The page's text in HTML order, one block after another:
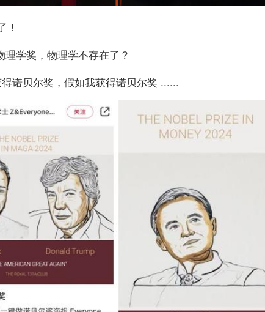
！
学奖，物理学不存在了？
诺贝尔奖，假如我获得诺贝尔奖 ......